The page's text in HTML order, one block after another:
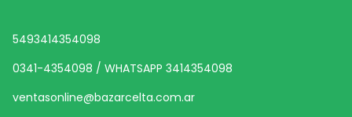
5493414354098
0341-4354098 / WHATSAPP 3414354098
ventasonline@bazarcelta.com.ar